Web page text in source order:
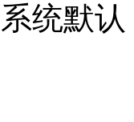
统默认